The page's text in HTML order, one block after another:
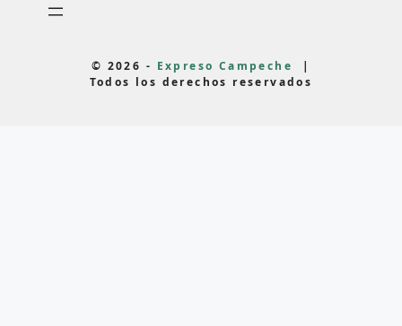
© 2026 - Expreso Campeche
|
Todos los derechos reservados